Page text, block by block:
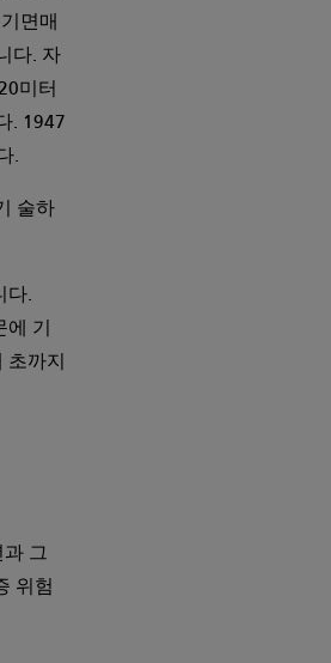
면매
다. 자
미터
. 1947
.
술하
다.
기
까지
과 그
위험